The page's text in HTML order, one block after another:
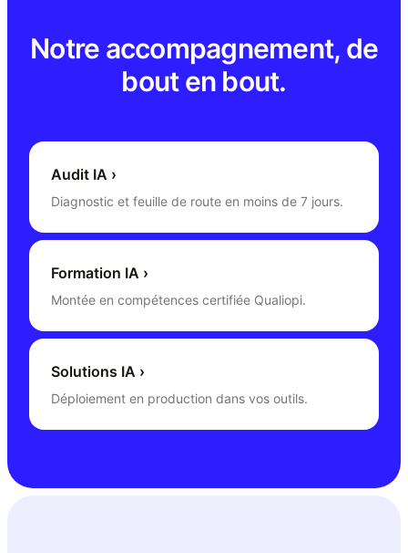
Notre accompagnement, de
bout en bout.
Audit IA ›
Diagnostic et feuille de route en moins de 7 jours.
Formation IA ›
Montée en compétences certifiée Qualiopi.
Solutions IA ›
Déploiement en production dans vos outils.